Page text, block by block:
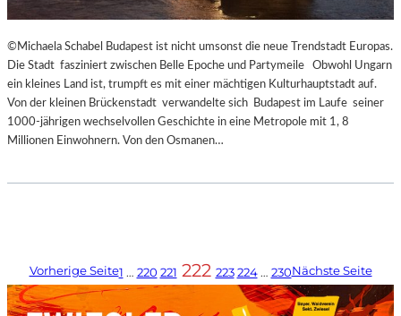
©Michaela Schabel Budapest ist nicht umsonst die neue Trendstadt Europas.
Die Stadt fasziniert zwischen Belle Epoche und Partymeile Obwohl Ungarn
ein kleines Land ist, trumpft es mit einer mächtigen Kulturhauptstadt auf.
Von der kleinen Brückenstadt verwandelte sich Budapest im Laufe seiner
1000-jährigen wechselvollen Geschichte in eine Metropole mit 1, 8
Millionen Einwohnern. Von den Osmanen…
Vorherige Seite1 … 220 221 222 223 224 … 230Nächste Seite